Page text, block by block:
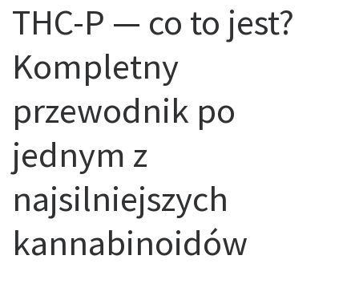
THC-P — co to jest?
Kompletny
przewodnik po
jednym z
najsilniejszych
kannabinoidów